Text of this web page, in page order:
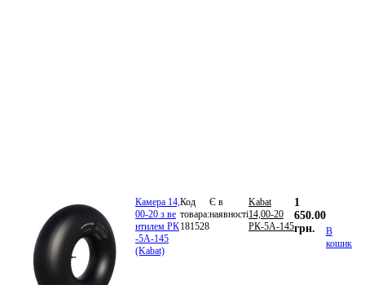
Камера 14,
00-20 з ве
нтилем РК
-5А-145
(Kabat)
Код
товара:
181528
Є в
наявності
Kabat
14,00-20
РК-5А-145
1
650.00
грн.
В
кошик